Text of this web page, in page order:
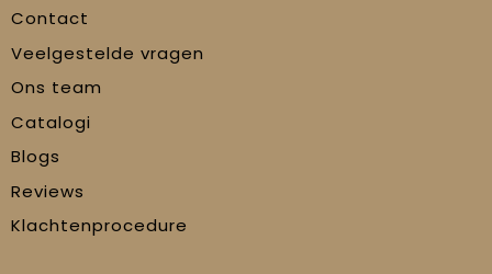
Contact
Veelgestelde vragen
Ons team
Catalogi
Blogs
Reviews
Klachtenprocedure